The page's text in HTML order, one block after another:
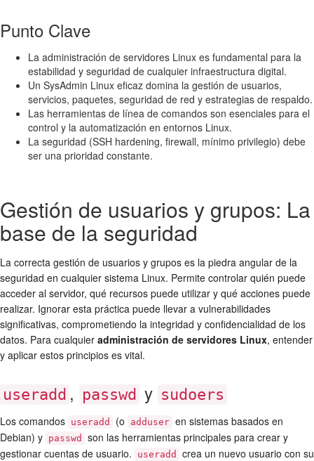
Punto Clave
La administración de servidores Linux es fundamental para la
estabilidad y seguridad de cualquier infraestructura digital.
Un SysAdmin Linux eficaz domina la gestión de usuarios,
servicios, paquetes, seguridad de red y estrategias de respaldo.
Las herramientas de línea de comandos son esenciales para el
control y la automatización en entornos Linux.
La seguridad (SSH hardening, firewall, mínimo privilegio) debe
ser una prioridad constante.
Gestión de usuarios y grupos: La
base de la seguridad
La correcta gestión de usuarios y grupos es la piedra angular de la
seguridad en cualquier sistema Linux. Permite controlar quién puede
acceder al servidor, qué recursos puede utilizar y qué acciones puede
realizar. Ignorar esta práctica puede llevar a vulnerabilidades
significativas, comprometiendo la integridad y confidencialidad de los
datos. Para cualquier administración de servidores Linux, entender
y aplicar estos principios es vital.
useradd , passwd y sudoers
Los comandos useradd (o adduser en sistemas basados en
Debian) y passwd
son las herramientas principales para crear y
gestionar cuentas de usuario.
useradd
crea un nuevo usuario con su